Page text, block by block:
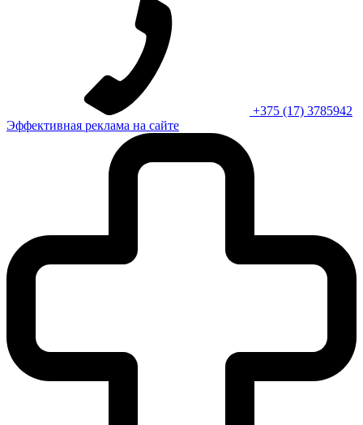
+375 (17) 3785942
Эффективная реклама на сайте